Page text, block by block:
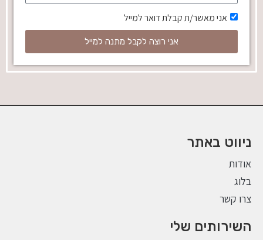
אני מאשר/ת קבלת דואר למייל
אני רוצה לקבל מתנה למייל
ניווט באתר
אודות
בלוג
צרו קשר
השירותים שלי